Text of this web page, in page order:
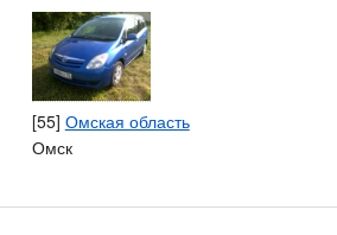
[55] Омская область
Омск